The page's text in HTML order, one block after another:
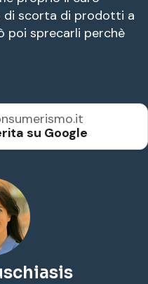
di scorta di prodotti a
poi sprecarli perchè
su Google